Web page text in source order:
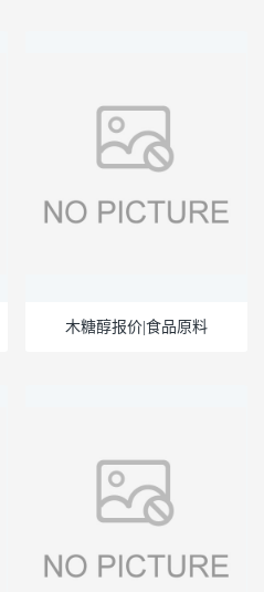
木糖醇报价|食品原料